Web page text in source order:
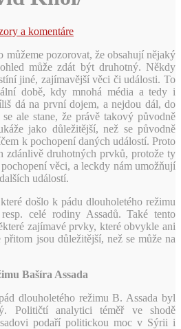
a komentáre
můžeme pozorovat, že obsahují nějaký
může zdát být druhotný. Někdy
jiné, zajímavější věci či události. To
době, kdy mnohá média a tedy i
dá na první dojem, a nejdou dál, do
ale stane, že právě takový původně
jako důležitější, než se původně
k pochopení daných událostí. Proto
zdánlivě druhotných prvků, protože ty
věci, a leckdy nám umožňují
událostí.
došlo k pádu dlouholetého režimu
celé rodiny Assadů. Také tento
zajímavé prvky, které obvykle ani
jsou důležitější, než se může na
Bašíra Assada
dlouholetého režimu B. Assada byl
Političtí analytici téměř ve shodě
podaří politickou moc v Sýrii i